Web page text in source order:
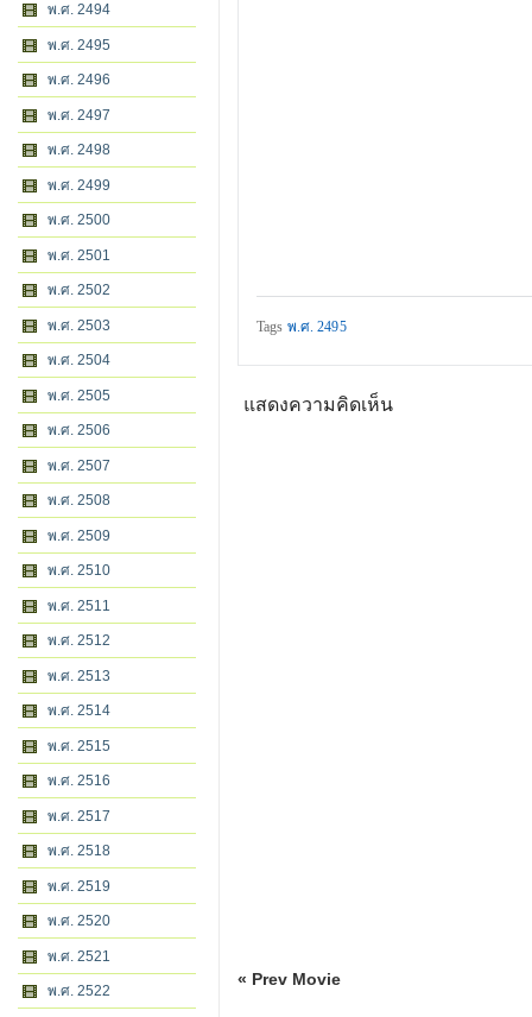
พ.ศ. 2494
พ.ศ. 2495
พ.ศ. 2496
พ.ศ. 2497
พ.ศ. 2498
พ.ศ. 2499
พ.ศ. 2500
พ.ศ. 2501
พ.ศ. 2502
พ.ศ. 2503
พ.ศ. 2504
พ.ศ. 2505
พ.ศ. 2506
พ.ศ. 2507
พ.ศ. 2508
พ.ศ. 2509
พ.ศ. 2510
พ.ศ. 2511
พ.ศ. 2512
พ.ศ. 2513
พ.ศ. 2514
พ.ศ. 2515
พ.ศ. 2516
พ.ศ. 2517
พ.ศ. 2518
พ.ศ. 2519
พ.ศ. 2520
พ.ศ. 2521
พ.ศ. 2522
Tags พ.ศ. 2495
แสดงความคิดเห็น
« Prev Movie